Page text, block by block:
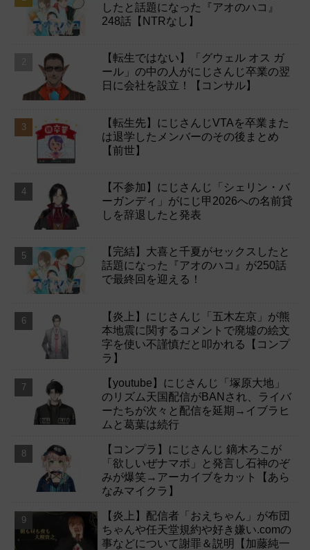
したと話題になった『アオのハコ』
248話【NTRなし】
【転生ではない】「グウェル オス ガ
ール」の中の人がにじさんじ卒業の翌
日に会社を設立！【コンサル】
【転生先】にじさんじVTAを卒業また
は退学したメンバーのその後まとめ
【前世】
【不参加】にじさんじ「シェリン・バ
ーガンディ」がにじ甲2026への名前貸
しを辞退したと発表
【完結】大喜と千夏がセックスしたと
話題になった『アオのハコ』が250話
で最終回を迎える！
【炎上】にじさんじ「五木左京」が熊
本地震に関するコメントで廃墟の絵文
字を使い不謹慎だと叩かれる【コンプ
ラ】
【youtube】にじさんじ「塚原大地」
のリズム天国配信がBANされ、ライバ
ーたちが次々と配信を延期→イブラヒ
ムと葛葉は続行
【コンプラ】にじさんじ 鏑木ろこが
「欲しいぜナマポ」と発言し石神のぞ
みが爆笑→アーカイブをカット【あら
なみマイクラ】
【炎上】配信者「おえちゃん」が布団
ちゃんや任天堂規約や好き嫌い.comの
事などについて謝罪＆説明【加藤純一